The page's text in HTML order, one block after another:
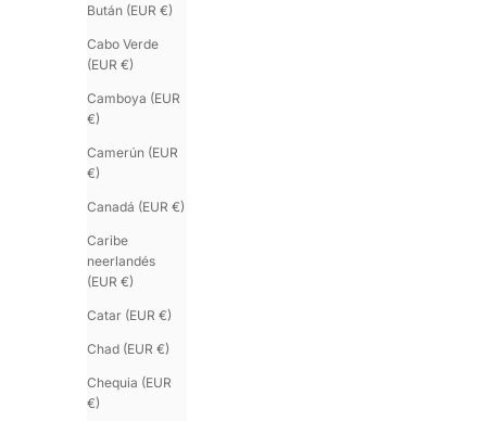
Bután (EUR €)
Cabo Verde
(EUR €)
Camboya (EUR
€)
Camerún (EUR
€)
Canadá (EUR €)
Caribe
neerlandés
(EUR €)
Catar (EUR €)
Chad (EUR €)
Chequia (EUR
€)